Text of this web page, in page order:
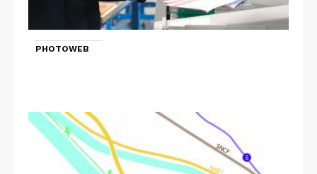
PHOTOWEB